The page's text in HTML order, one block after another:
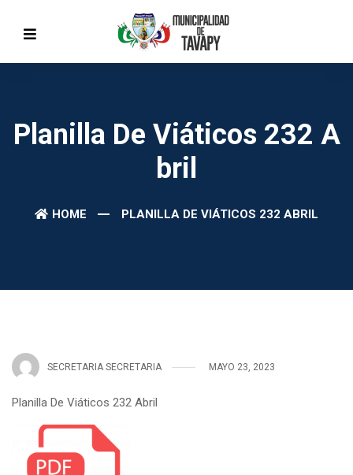
Planilla De Viáticos 232 A
Bril
HOME PLANILLA DE VIÁTICOS 232 ABRIL
SECRETARIA SECRETARIA MAYO 23, 2023
Planilla De Viáticos 232 Abril